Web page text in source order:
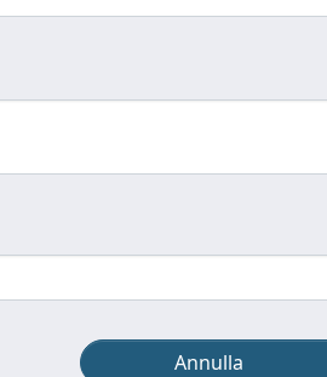
Annulla